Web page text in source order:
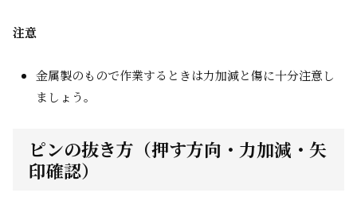
注意
金属製のもので作業するときは力加減と傷に十分注意し
ましょう。
ピンの抜き方（押す方向・力加減・矢
印確認）